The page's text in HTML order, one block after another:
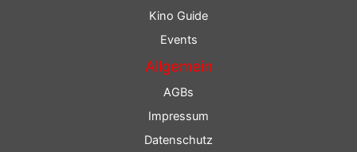
Kino Guide
Events
Allgemein
AGBs
Impressum
Datenschutz